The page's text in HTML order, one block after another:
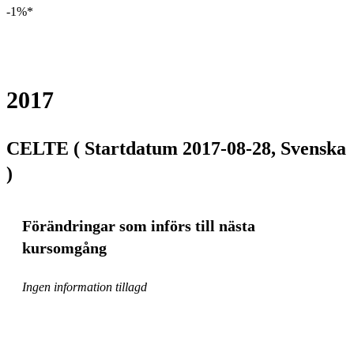
-1%*
2017
CELTE ( Startdatum 2017-08-28, Svenska
)
Förändringar som införs till nästa
kursomgång
Ingen information tillagd